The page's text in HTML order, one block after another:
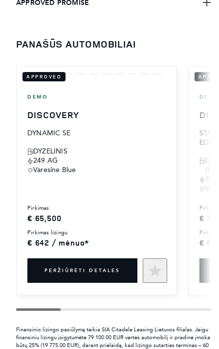
APPROVED PROMISE
PANAŠŪS AUTOMOBILIAI
APPROVED
DEMO
DISCOVERY
DYNAMIC SE
DYZELINIS
249 AG
Varesine Blue
pirkimas
€ 65,500
pirkimas lizingu
€ 642 / mėnuo*
PERŽIŪRĖTI DETALES
DEMO
300
€
€
Finansinio lizingo pasiūlymą teikia SIA Citadele Leasing Lietuvos filialas. Jeigu
finansiniu lizingu įsigytumėte 79 100.00 EUR vertės automobilį ir pradinė įmoka
būtų 25% (19 775.00 EUR), darant prielaidą, kad lizingo sutarties terminas – 60